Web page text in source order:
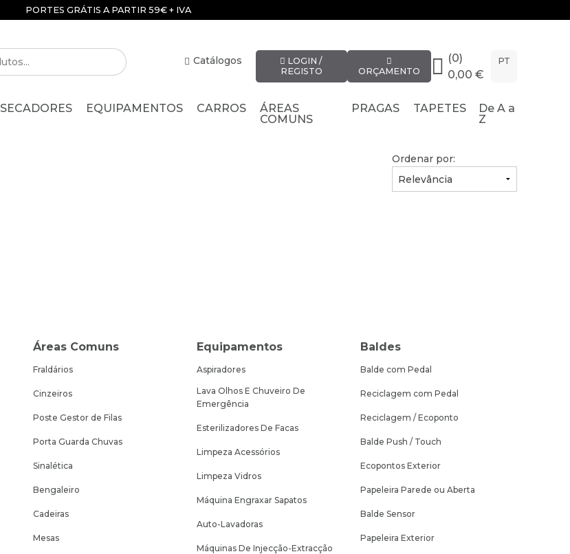
PORTES GRÁTIS A PARTIR 59€ + IVA
Catálogos
LOGIN /
REGISTO
ORÇAMENTO
(0)
0,00 €
PT
SECADORES EQUIPAMENTOS CARROS
ÁREAS
COMUNS
PRAGAS TAPETES
De A a
Z
Ordenar por:
Áreas Comuns
Fraldários
Cinzeiros
Poste Gestor de Filas
Porta Guarda Chuvas
Sinalética
Bengaleiro
Cadeiras
Mesas
Equipamentos
Aspiradores
Lava Olhos E Chuveiro De
Emergência
Esterilizadores De Facas
Limpeza Acessórios
Limpeza Vidros
Máquina Engraxar Sapatos
Auto-Lavadoras
Máquinas De Injecção-Extracção
Baldes
Balde com Pedal
Reciclagem com Pedal
Reciclagem / Ecoponto
Balde Push / Touch
Ecopontos Exterior
Papeleira Parede ou Aberta
Balde Sensor
Papeleira Exterior